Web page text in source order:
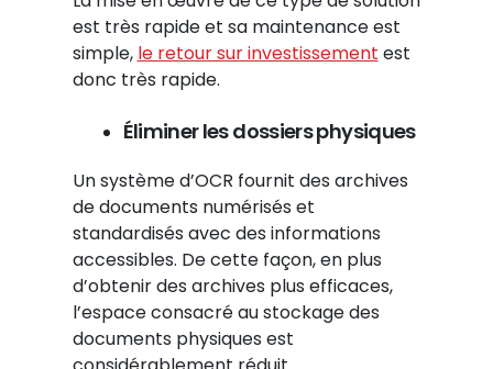
est très rapide et sa maintenance est
simple, le retour sur investissement est
donc très rapide.
Éliminer les dossiers physiques
Un système d’OCR fournit des archives
de documents numérisés et
standardisés avec des informations
accessibles. De cette façon, en plus
d’obtenir des archives plus efficaces,
l’espace consacré au stockage des
documents physiques est